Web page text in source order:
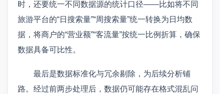
时，还要统一不同数据源的统计口径——比如将不同
旅游平台的“日搜索量”“周搜索量”统一转换为日均数
据，将商户的“营业额”“客流量”按统一比例折算，确保
数据具备可比性。
最后是数据标准化与冗余剔除，为后续分析铺
路。经过前两步处理后，数据仍可能存在格式混乱问